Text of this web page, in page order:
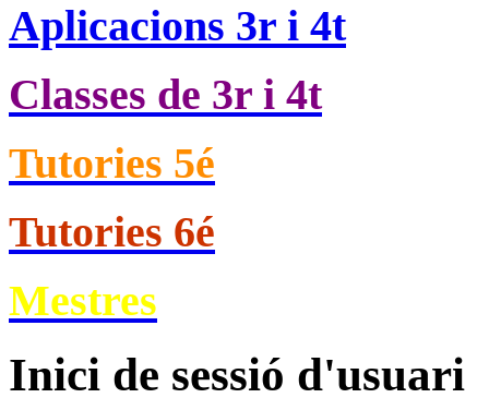
Aplicacions 3r i 4t
Classes de 3r i 4t
Tutories 5é
Tutories 6é
Mestres
Inici de sessió d'usuari